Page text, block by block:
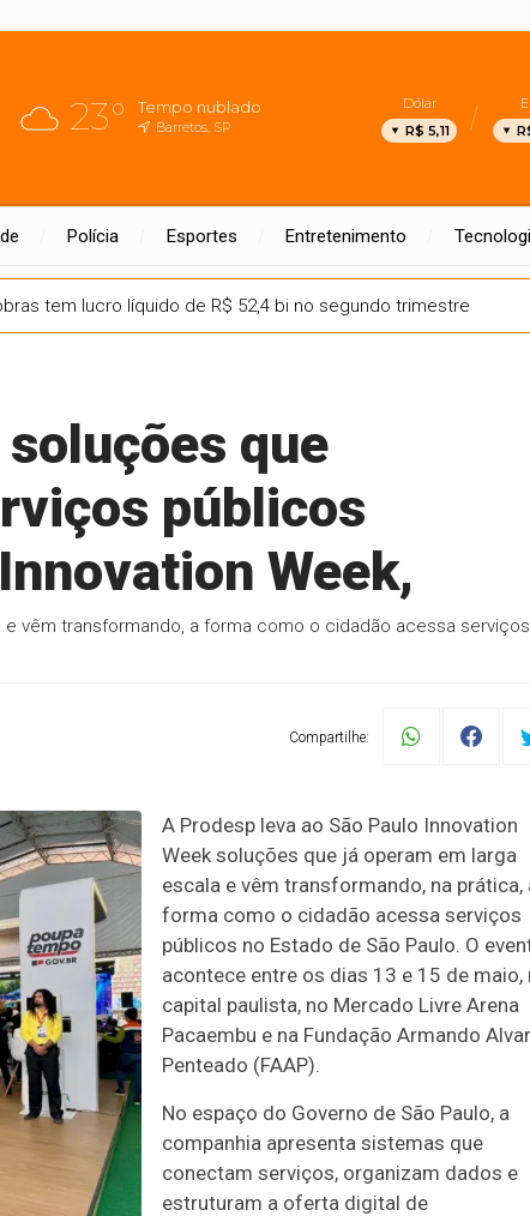
23° Tempo nublado
Barretos, SP
Dólar
R$ 5,11
Polícia Esportes Entretenimento
tem lucro líquido de R$ 52,4 bi no segundo trimestre
que
públicos
Week,
vêm transformando, a forma como o cidadão acessa serviços
Compartilhe:
A Prodesp leva ao São Paulo Innovation
Week soluções que já operam em larga
escala e vêm transformando, na prática,
forma como o cidadão acessa serviços
públicos no Estado de São Paulo. O
acontece entre os dias 13 e 15 de maio,
capital paulista, no Mercado Livre Arena
Pacaembu e na Fundação Armando
Penteado (FAAP).
No espaço do Governo de São Paulo, a
companhia apresenta sistemas que
conectam serviços, organizam dados e
estruturam a oferta digital de